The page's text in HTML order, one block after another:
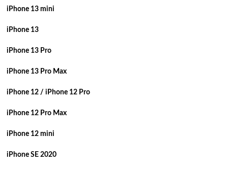
iPhone 13 mini
iPhone 13
iPhone 13 Pro
iPhone 13 Pro Max
iPhone 12 / iPhone 12 Pro
iPhone 12 Pro Max
iPhone 12 mini
iPhone SE 2020